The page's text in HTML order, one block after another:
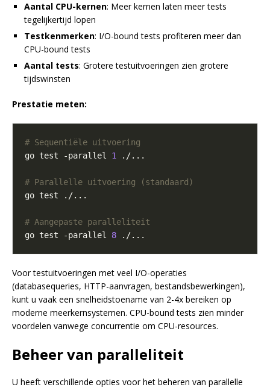
Aantal CPU-kernen: Meer kernen laten meer tests
tegelijkertijd lopen
Testkenmerken: I/O-bound tests profiteren meer dan
CPU-bound tests
Aantal tests: Grotere testuitvoeringen zien grotere
tijdswinsten
Prestatie meten:
# Sequentiële uitvoering
go test -parallel 1
# Parallelle uitvoering (standaard)
# Aangepaste paralleliteit
go test -parallel 8
Voor testuitvoeringen met veel I/O-operaties
(databasequeries, HTTP-aanvragen, bestandsbewerkingen),
kunt u vaak een snelheidstoename van 2-4x bereiken op
moderne meerkernsystemen. CPU-bound tests zien minder
voordelen vanwege concurrentie om CPU-resources.
Beheer van paralleliteit
U heeft verschillende opties voor het beheren van parallelle